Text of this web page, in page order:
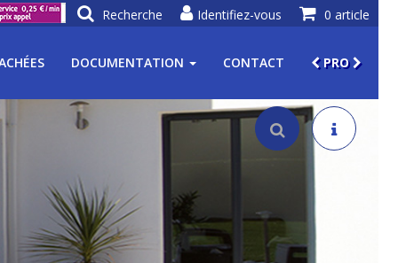
0 article
Identifiez-vous
Recherche
DOCUMENTATION CONTACT PRO